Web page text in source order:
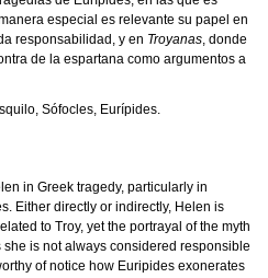
especial es relevante su papel en
responsabilidad, y en Troyanas, donde
de la espartana como argumentos a
Sófocles, Eurípides.
in Greek tragedy, particularly in
Either directly or indirectly, Helen is
to Troy, yet the portrayal of the myth
is not always considered responsible
of notice how Euripides exonerates